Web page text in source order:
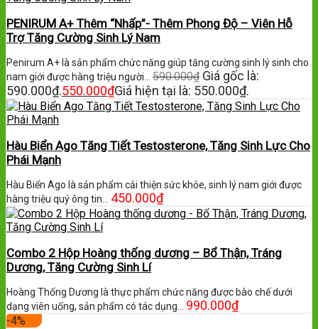
PENIRUM A+ Thêm “Nhấp”- Thêm Phong Độ – Viên Hỗ
Trợ Tăng Cường Sinh Lý Nam
Penirum A+ là sản phẩm chức năng giúp tăng cường sinh lý sinh cho
nam giới được hàng triệu người… 590.000₫ Giá gốc là:
590.000₫.550.000₫Giá hiện tại là: 550.000₫.
Hàu Biển Ago Tăng Tiết Testosterone, Tăng Sinh Lực Cho
Phái Mạnh
Hàu Biển Ago là sản phẩm cải thiện sức khỏe, sinh lý nam giới được
hàng triệu quý ông tin… 450.000₫
Combo 2 Hộp Hoàng thống dương – Bổ Thận, Tráng
Dương, Tăng Cường Sinh Lí
Hoàng Thống Dương là thực phẩm chức năng được bào chế dưới
dạng viên uống, sản phẩm có tác dụng… 990.000₫
-4%